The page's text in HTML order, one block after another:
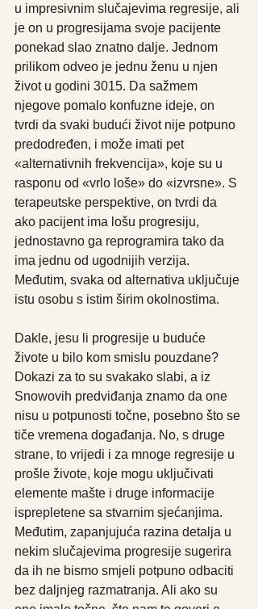
u impresivnim slučajevima regresije, ali
je on u progresijama svoje pacijente
ponekad slao znatno dalje. Jednom
prilikom odveo je jednu ženu u njen
život u godini 3015. Da sažmem
njegove pomalo konfuzne ideje, on
tvrdi da svaki budući život nije potpuno
predodređen, i može imati pet
«alternativnih frekvencija», koje su u
rasponu od «vrlo loše» do «izvrsne». S
terapeutske perspektive, on tvrdi da
ako pacijent ima lošu progresiju,
jednostavno ga reprogramira tako da
ima jednu od ugodnijih verzija.
Međutim, svaka od alternativa uključuje
istu osobu s istim širim okolnostima.
Dakle, jesu li progresije u buduće
živote u bilo kom smislu pouzdane?
Dokazi za to su svakako slabi, a iz
Snowovih predviđanja znamo da one
nisu u potpunosti točne, posebno što se
tiče vremena događanja. No, s druge
strane, to vrijedi i za mnoge regresije u
prošle živote, koje mogu uključivati
elemente mašte i druge informacije
isprepletene sa stvarnim sjećanjima.
Međutim, zapanjujuća razina detalja u
nekim slučajevima progresije sugerira
da ih ne bismo smjeli potpuno odbaciti
bez daljnjeg razmatranja. Ali ako su